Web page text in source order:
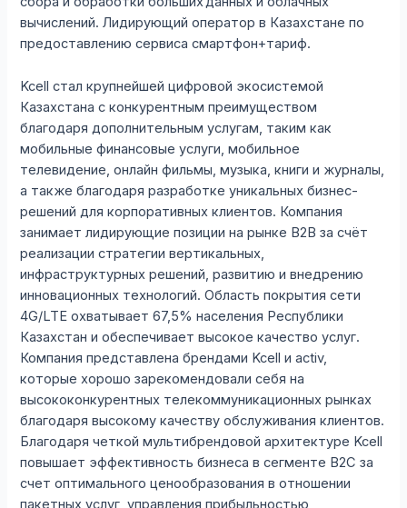
вычислений. Лидирующий оператор в Казахстане по
предоставлению сервиса смартфон+тариф.
Kcell стал крупнейшей цифровой экосистемой
Казахстана с конкурентным преимуществом
благодаря дополнительным услугам, таким как
мобильные финансовые услуги, мобильное
телевидение, онлайн фильмы, музыка, книги и журналы,
а также благодаря разработке уникальных бизнес-
решений для корпоративных клиентов. Компания
занимает лидирующие позиции на рынке В2В за счёт
реализации стратегии вертикальных,
инфраструктурных решений, развитию и внедрению
инновационных технологий. Область покрытия сети
4G/LTE охватывает 67,5% населения Республики
Казахстан и обеспечивает высокое качество услуг.
Компания представлена брендами Kcell и activ,
которые хорошо зарекомендовали себя на
высококонкурентных телекоммуникационных рынках
благодаря высокому качеству обслуживания клиентов.
Благодаря четкой мультибрендовой архитектуре Kcell
повышает эффективность бизнеса в сегменте B2С за
счет оптимального ценообразования в отношении
пакетных услуг, управления прибыльностью